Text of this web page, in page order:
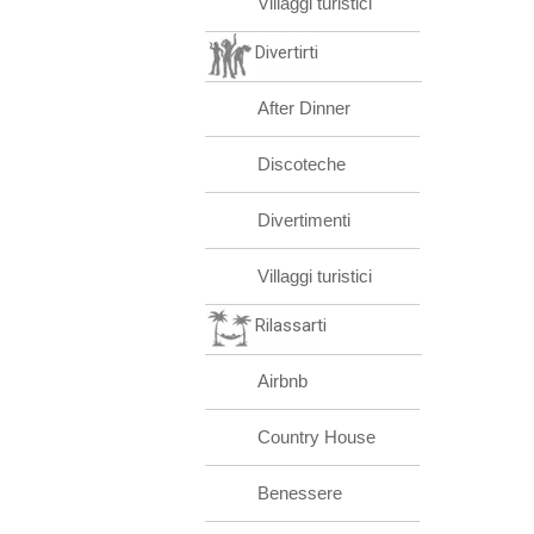
Divertirti
After Dinner
Discoteche
Divertimenti
Villaggi turistici
Rilassarti
Airbnb
Country House
Benessere